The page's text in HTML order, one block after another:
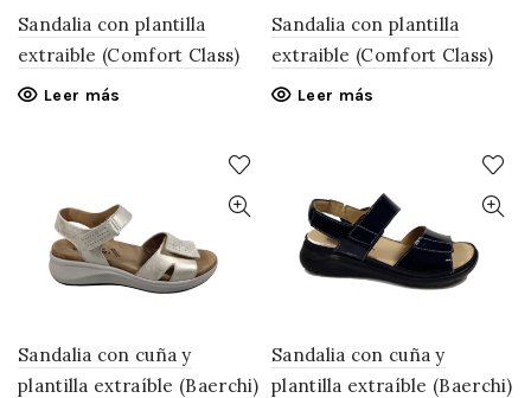
Sandalia con plantilla
extraible (Comfort Class)
Leer más
Sandalia con plantilla
extraible (Comfort Class)
Leer más
Sandalia con cuña y
plantilla extraíble (Baerchi)
Sandalia con cuña y
plantilla extraíble (Baerchi)